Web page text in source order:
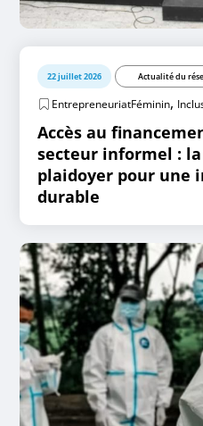
22 juillet 2026 Actualité du
EntrepreneuriatFéminin,
Accès au
secteur informel : la
plaidoyer pour une
durable